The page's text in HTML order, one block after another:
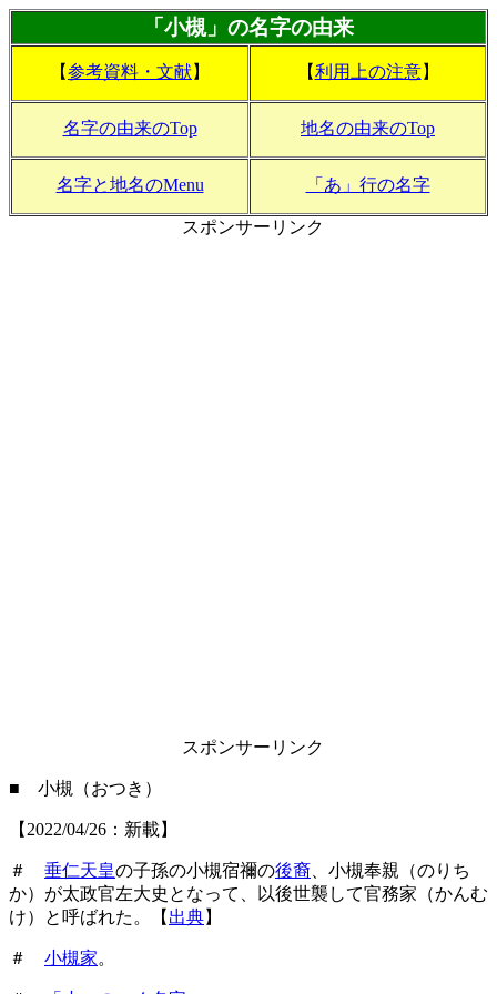
「小槻」の名字の由来
【参考資料・文献】 【利用上の注意】
名字の由来のTop 地名の由来のTop
名字と地名のMenu 「あ」行の名字
スポンサーリンク
スポンサーリンク
■ 小槻（おつき）
【2022/04/26：新載】
＃ 垂仁天皇の子孫の小槻宿禰の後裔 、小槻奉親（のりち
か）が太政官左大史となって、以後世襲して官務家（かんむ
け）と呼ばれた。【 出典】
＃ 小槻家。